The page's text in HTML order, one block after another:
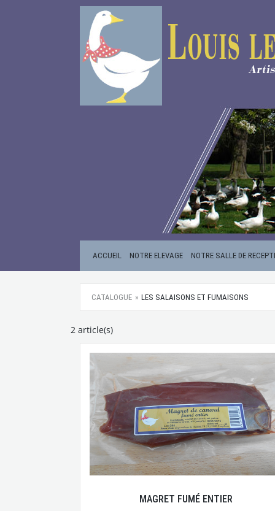
ACCUEIL NOTRE ELEVAGE NOTRE SALLE DE
CATALOGUE LES SALAISONS ET FUMAISONS
2 article(s)
MAGRET FUMÉ ENTIER